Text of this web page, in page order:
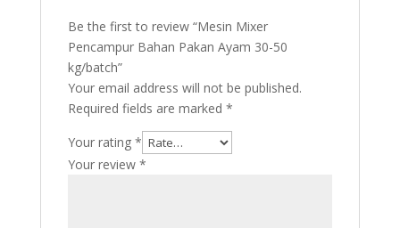
Be the first to review “Mesin Mixer
Pencampur Bahan Pakan Ayam 30-50
kg/batch”
Your email address will not be published.
Required fields are marked *
Your rating *
Your review *